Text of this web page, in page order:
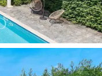
景露台進一步提
景觀和四季皆
有私人車庫，